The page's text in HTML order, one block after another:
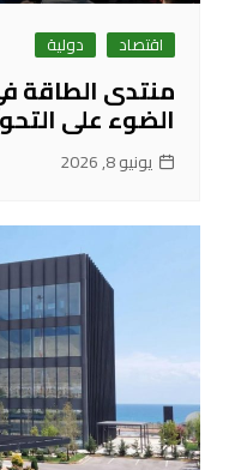
اقتصاد دولية
الضوء على
يونيو 8, 2026